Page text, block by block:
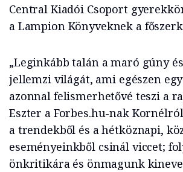
Central Kiadói Csoport
a Lampion Könyveknek a
„Leginkább talán a maró gúny
jellemzi világát, ami egészen
azonnal felismerhetővé teszi a
Eszter a Forbes.hu-nak
a trendekből és a hétköznapi,
eseményeinkből csinál viccet;
önkritikára és önmagunk